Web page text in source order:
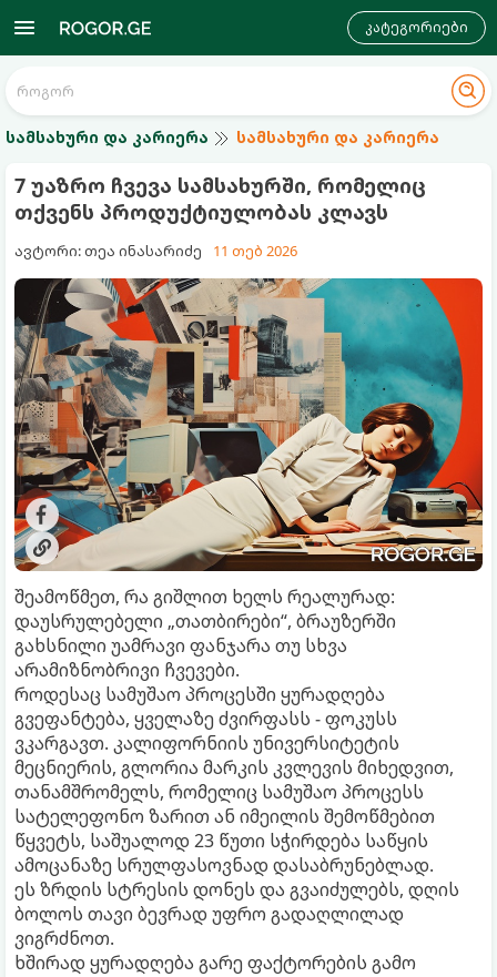
კატეგორიები
სამსახური და კარიერა სამსახური და კარიერა
7 უაზრო ჩვევა სამსახურში, რომელიც
თქვენს პროდუქტიულობას კლავს
ავტორი: თეა ინასარიძე 11 თებ 2026
შეამოწმეთ, რა გიშლით ხელს რეალურად:
დაუსრულებელი „თათბირები“, ბრაუზერში
გახსნილი უამრავი ფანჯარა თუ სხვა
არამიზნობრივი ჩვევები.
როდესაც სამუშაო პროცესში ყურადღება
გვეფანტება, ყველაზე ძვირფასს - ფოკუსს
ვკარგავთ. კალიფორნიის უნივერსიტეტის
მეცნიერის, გლორია მარკის კვლევის მიხედვით,
თანამშრომელს, რომელიც სამუშაო პროცესს
სატელეფონო ზარით ან იმეილის შემოწმებით
წყვეტს, საშუალოდ 23 წუთი სჭირდება საწყის
ამოცანაზე სრულფასოვნად დასაბრუნებლად.
ეს ზრდის სტრესის დონეს და გვაიძულებს, დღის
ბოლოს თავი ბევრად უფრო გადაღლილად
ვიგრძნოთ.
ხშირად ყურადღება გარე ფაქტორების გამო